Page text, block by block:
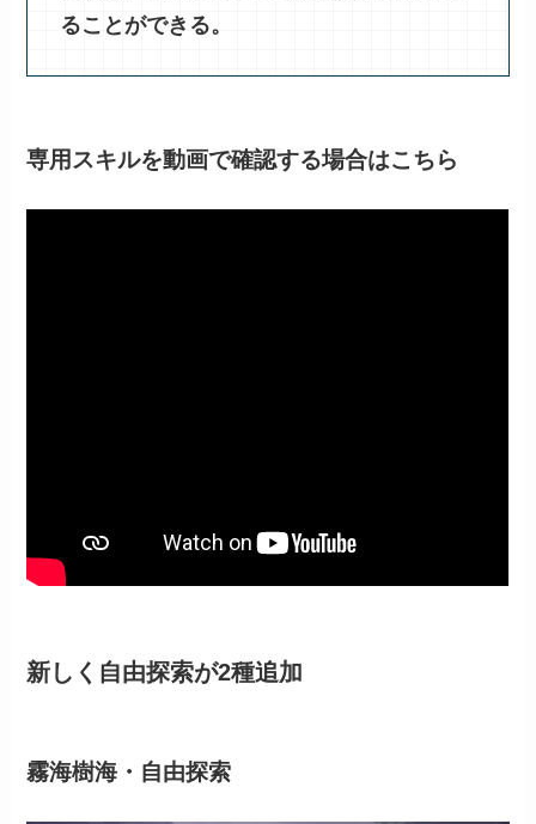
ることができる。
専用スキルを動画で確認する場合はこちら
新しく自由探索が2種追加
霧海樹海・自由探索